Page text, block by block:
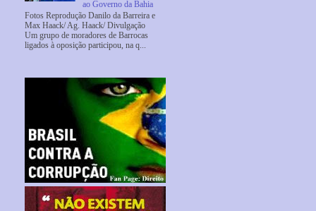
ao Governo da Bahia
Fotos Reprodução Danilo da Barreira e
Max Haack/ Ag. Haack/ Divulgação
Um grupo de moradores de Barrocas
ligados à oposição participou, na q...